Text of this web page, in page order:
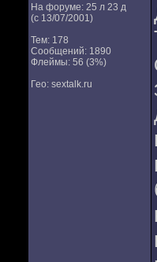
На форуме: 25 л 23 д
(с 13/07/2001)
Тем: 178
Сообщений: 1890
Флеймы: 56 (3%)
Гео: sextalk.ru